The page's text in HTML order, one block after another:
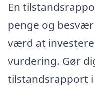
En
penge og
værd at
vurdering. Gør
tilstandsrapport i